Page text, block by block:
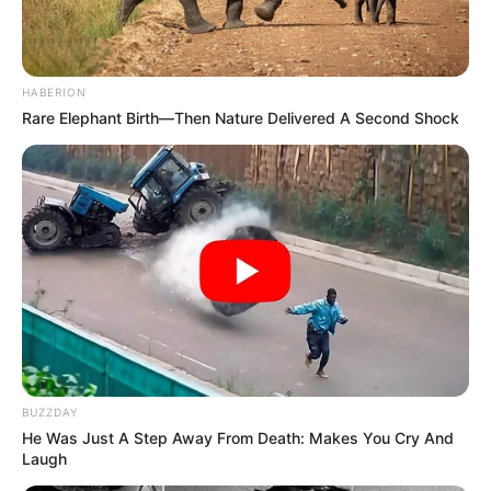
18 KARNAVAL POINT
Arrivée du QUINTE PMU PRIX LUTTEUR
III
6 – 5 – 12 – 3 – 7
HABERION
Rare Elephant Birth—Then Nature Delivered A Second Shock
BUZZDAY
He Was Just A Step Away From Death: Makes You Cry And
Laugh